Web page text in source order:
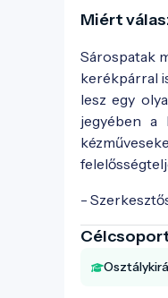
Miért
Sárospatak
kerékpárral
lesz egy
jegyében a
-